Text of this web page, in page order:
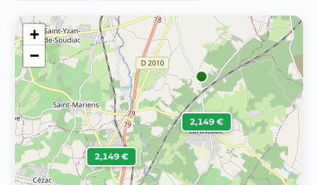
2,149 €
2,149 €
+
−